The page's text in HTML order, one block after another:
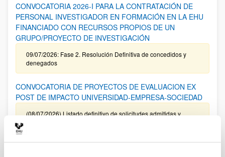
CONVOCATORIA 2026-I PARA LA CONTRATACIÓN DE
PERSONAL INVESTIGADOR EN FORMACIÓN EN LA EHU
FINANCIADO CON RECURSOS PROPIOS DE UN
GRUPO/PROYECTO DE INVESTIGACIÓN
09/07/2026: Fase 2. Resolución Definitiva de concedidos y
denegados
CONVOCATORIA DE PROYECTOS DE EVALUACION EX
POST DE IMPACTO UNIVERSIDAD-EMPRESA-SOCIEDAD
(08/07/2026) Listado definitivo de solicitudes admitidas y
ROSA MARIA VIVAR FUNDAZIOA First Global Call for